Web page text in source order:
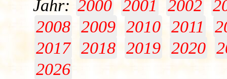
Jahr: 2000 2001 2002
2008 2009 2010 2011
2017 2018 2019 2020
2026